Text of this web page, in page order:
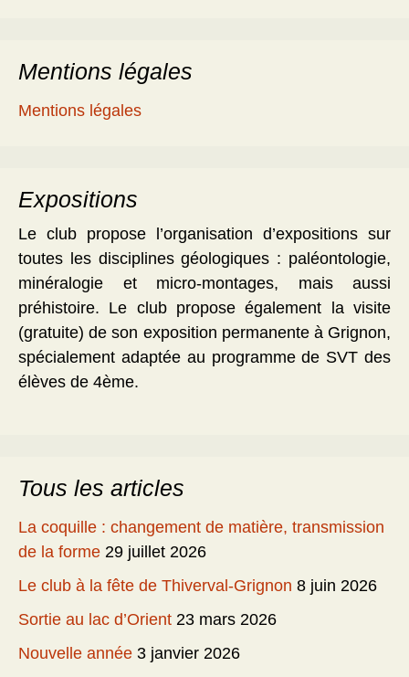
Mentions légales
Mentions légales
Expositions
Le club propose l’organisation d’expositions sur
toutes les disciplines géologiques : paléontologie,
minéralogie et micro-montages, mais aussi
préhistoire. Le club propose également la visite
(gratuite) de son exposition permanente à Grignon,
spécialement adaptée au programme de SVT des
élèves de 4ème.
Tous les articles
La coquille : changement de matière, transmission
de la forme 29 juillet 2026
Le club à la fête de Thiverval-Grignon 8 juin 2026
Sortie au lac d’Orient 23 mars 2026
Nouvelle année 3 janvier 2026